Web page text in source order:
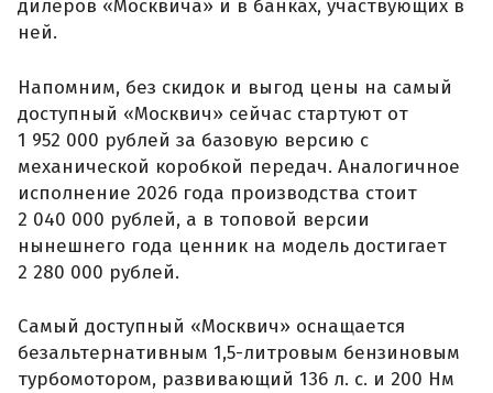
дилеров «Москвича» и в банках, участвующих в
ней.
Напомним, без скидок и выгод цены на самый
доступный «Москвич» сейчас стартуют от
1 952 000 рублей за базовую версию с
механической коробкой передач. Аналогичное
исполнение 2026 года производства стоит
2 040 000 рублей, а в топовой версии
нынешнего года ценник на модель достигает
2 280 000 рублей.
Самый доступный «Москвич» оснащается
безальтернативным 1,5-литровым бензиновым
турбомотором, развивающий 136 л. с. и 200 Нм